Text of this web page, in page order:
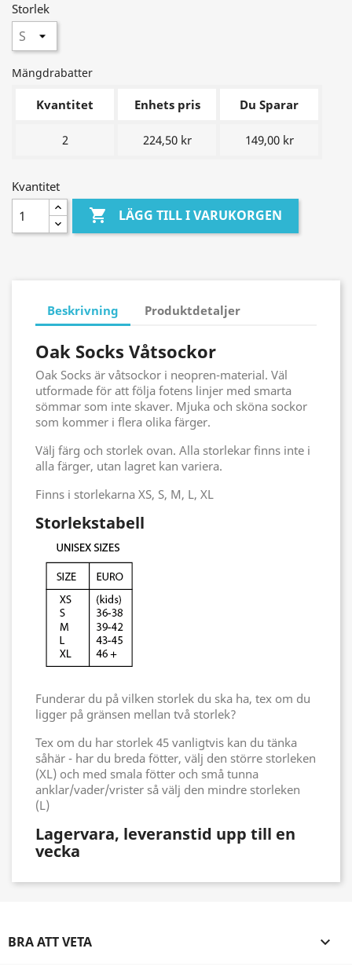
Storlek
Mängdrabatter
Kvantitet Enhets pris Du Sparar
2 224,50 kr 149,00 kr
Kvantitet
 LÄGG TILL I VARUKORGEN
Beskrivning Produktdetaljer
Oak Socks Våtsockor
Oak Socks är våtsockor i neopren-material. Väl
utformade för att följa fotens linjer med smarta
sömmar som inte skaver. Mjuka och sköna sockor
som kommer i flera olika färger.
Välj färg och storlek ovan. Alla storlekar finns inte i
alla färger, utan lagret kan variera.
Finns i storlekarna XS, S, M, L, XL
Storlekstabell
Funderar du på vilken storlek du ska ha, tex om du
ligger på gränsen mellan två storlek?
Tex om du har storlek 45 vanligtvis kan du tänka
såhär - har du breda fötter, välj den större storleken
(XL) och med smala fötter och små tunna
anklar/vader/vrister så välj den mindre storleken
(L)
Lagervara, leveranstid upp till en
vecka
BRA ATT VETA 